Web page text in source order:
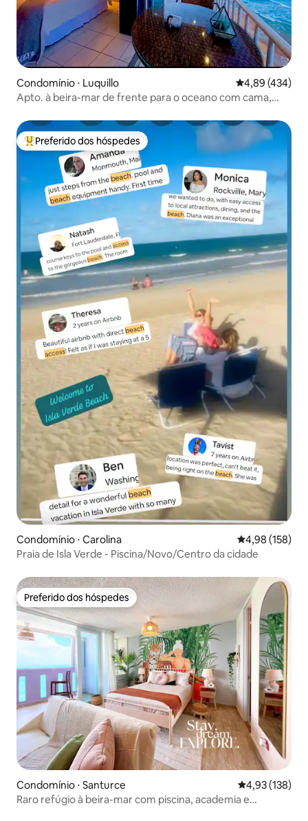
Condomínio ⋅ Luquillo 4,89 de uma
4,89 (434)
Apto. à beira-mar de frente para o oceano com cama,
Entre os melhores preferidos dos hóspedes
Preferido dos hóspedes
Condomínio ⋅ Carolina 4,98 de uma
4,98 (158)
Praia de Isla Verde - Piscina/Novo/Centro da cidade
Preferido dos hóspedes
Preferido dos hóspedes
Condomínio ⋅ Santurce 4,93 de uma
4,93 (138)
Raro refúgio à beira-mar com piscina, academia e